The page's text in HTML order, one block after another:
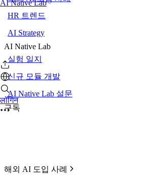
AI Native Lab
लॉगिन
HR 트렌드
AI Strategy
AI Native Lab
실험 일지
신규 모듈 개발
AI Native Lab 설문
구독
해외 AI 도입 사례